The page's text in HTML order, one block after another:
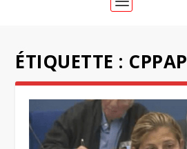
ÉTIQUETTE : CPPAP